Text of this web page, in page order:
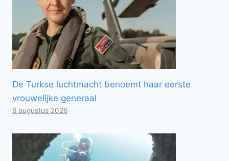
De Turkse luchtmacht benoemt haar eerste
vrouwelijke generaal
6 augustus 2026